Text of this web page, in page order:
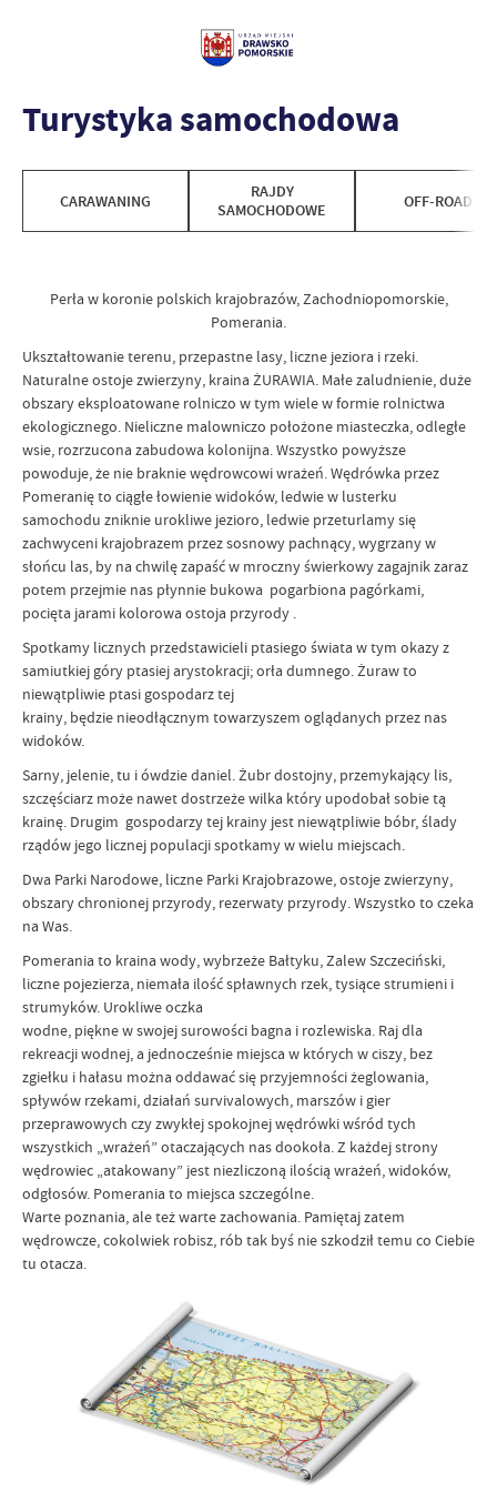
Turystyka samochodowa
CARAWANING
RAJDY
SAMOCHODOWE
OFF-ROAD
Perła w koronie polskich krajobrazów, Zachodniopomorskie,
Pomerania.
Ukształtowanie terenu, przepastne lasy, liczne jeziora i rzeki.
Naturalne ostoje zwierzyny, kraina ŻURAWIA. Małe zaludnienie, duże
obszary eksploatowane rolniczo w tym wiele w formie rolnictwa
ekologicznego. Nieliczne malowniczo położone miasteczka, odległe
wsie, rozrzucona zabudowa kolonijna. Wszystko powyższe
powoduje, że nie braknie wędrowcowi wrażeń. Wędrówka przez
Pomeranię to ciągłe łowienie widoków, ledwie w lusterku
samochodu zniknie urokliwe jezioro, ledwie przeturlamy się
zachwyceni krajobrazem przez sosnowy pachnący, wygrzany w
słońcu las, by na chwilę zapaść w mroczny świerkowy zagajnik zaraz
potem przejmie nas płynnie bukowa pogarbiona pagórkami,
pocięta jarami kolorowa ostoja przyrody .
Spotkamy licznych przedstawicieli ptasiego świata w tym okazy z
samiutkiej góry ptasiej arystokracji; orła dumnego. Żuraw to
niewątpliwie ptasi gospodarz tej
krainy, będzie nieodłącznym towarzyszem oglądanych przez nas
widoków.
Sarny, jelenie, tu i ówdzie daniel. Żubr dostojny, przemykający lis,
szczęściarz może nawet dostrzeże wilka który upodobał sobie tą
krainę. Drugim gospodarzy tej krainy jest niewątpliwie bóbr, ślady
rządów jego licznej populacji spotkamy w wielu miejscach.
Dwa Parki Narodowe, liczne Parki Krajobrazowe, ostoje zwierzyny,
obszary chronionej przyrody, rezerwaty przyrody. Wszystko to czeka
na Was.
Pomerania to kraina wody, wybrzeże Bałtyku, Zalew Szczeciński,
liczne pojezierza, niemała ilość spławnych rzek, tysiące strumieni i
strumyków. Urokliwe oczka
wodne, piękne w swojej surowości bagna i rozlewiska. Raj dla
rekreacji wodnej, a jednocześnie miejsca w których w ciszy, bez
zgiełku i hałasu można oddawać się przyjemności żeglowania,
spływów rzekami, działań survivalowych, marszów i gier
przeprawowych czy zwykłej spokojnej wędrówki wśród tych
wszystkich „wrażeń” otaczających nas dookoła. Z każdej strony
wędrowiec „atakowany” jest niezliczoną ilością wrażeń, widoków,
odgłosów. Pomerania to miejsca szczególne.
Warte poznania, ale też warte zachowania. Pamiętaj zatem
wędrowcze, cokolwiek robisz, rób tak byś nie szkodził temu co Ciebie
tu otacza.